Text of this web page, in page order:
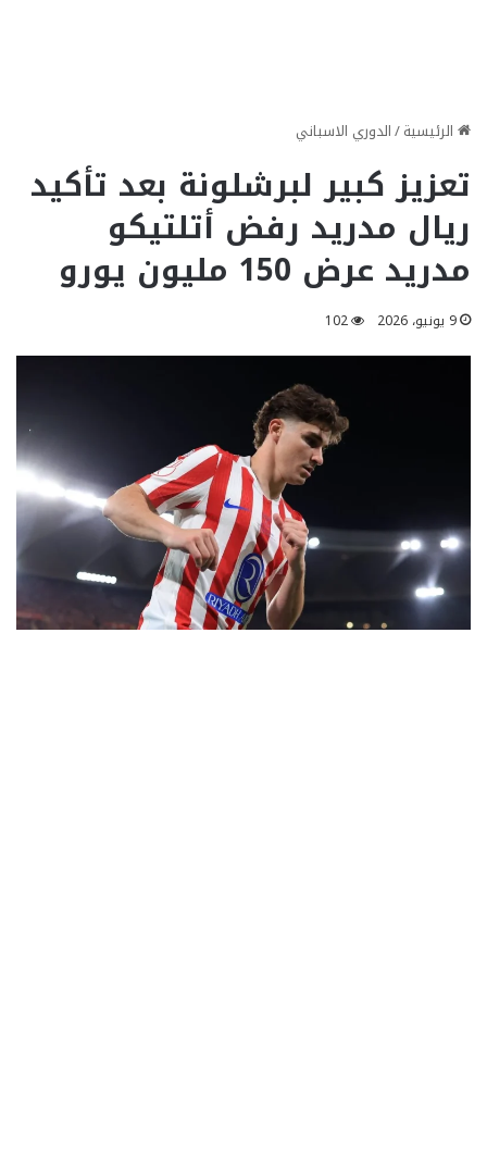
الرئيسية/الدوري الاسباني
تعزيز كبير لبرشلونة بعد تأكيد
ريال مدريد رفض أتلتيكو
مدريد عرض 150 مليون يورو
9 يونيو، 2026 102